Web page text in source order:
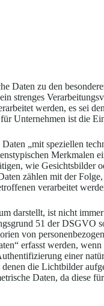
Daten zu den
strenges
werden, es sei
Unternehmen ist die
„mit speziellen
Merkmalen
wie Gesichtsbilder
zählen mit der
verarbeitet
darstellt, ist nicht
51 der DSGVO
von
erfasst werden,
einer
die Lichtbilder
Daten, da diese